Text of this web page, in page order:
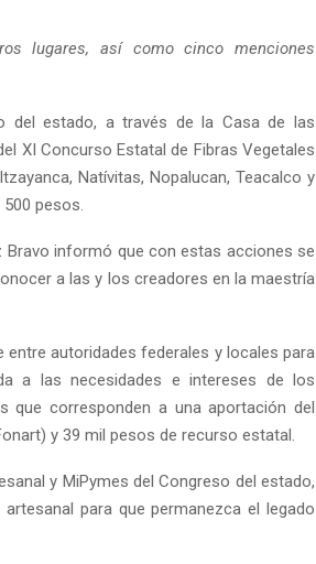
lugares, así como cinco menciones
del estado, a través de la Casa de las
XI Concurso Estatal de Fibras Vegetales
Natívitas, Nopalucan, Teacalco y
pesos.
Bravo informó que con estas acciones se
a las y los creadores en la maestría
autoridades federales y locales para
a las necesidades e intereses de los
corresponden a una aportación del
y 39 mil pesos de recurso estatal.
y MiPymes del Congreso del estado,
para que permanezca el legado